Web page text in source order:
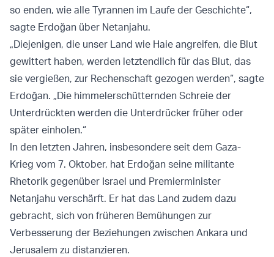
so enden, wie alle Tyrannen im Laufe der Geschichte“,
sagte Erdoğan über Netanjahu.
„Diejenigen, die unser Land wie Haie angreifen, die Blut
gewittert haben, werden letztendlich für das Blut, das
sie vergießen, zur Rechenschaft gezogen werden“, sagte
Erdoğan. „Die himmelerschütternden Schreie der
Unterdrückten werden die Unterdrücker früher oder
später einholen.“
In den letzten Jahren, insbesondere seit dem Gaza-
Krieg vom 7. Oktober, hat Erdoğan seine militante
Rhetorik gegenüber Israel und Premierminister
Netanjahu verschärft. Er hat das Land zudem dazu
gebracht, sich von früheren Bemühungen zur
Verbesserung der Beziehungen zwischen Ankara und
Jerusalem zu distanzieren.